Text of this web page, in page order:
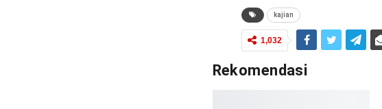
kajian
1,032
Rekomendasi